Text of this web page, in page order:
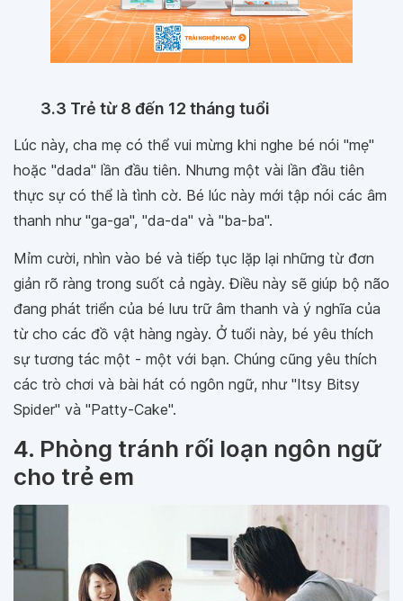
3.3 Trẻ từ 8 đến 12 tháng tuổi
Lúc này, cha mẹ có thể vui mừng khi nghe bé nói "mẹ"
hoặc "dada" lần đầu tiên. Nhưng một vài lần đầu tiên
thực sự có thể là tình cờ. Bé lúc này mới tập nói các âm
thanh như "ga-ga", "da-da" và "ba-ba".
Mỉm cười, nhìn vào bé và tiếp tục lặp lại những từ đơn
giản rõ ràng trong suốt cả ngày. Điều này sẽ giúp bộ não
đang phát triển của bé lưu trữ âm thanh và ý nghĩa của
từ cho các đồ vật hàng ngày. Ở tuổi này, bé yêu thích
sự tương tác một - một với bạn. Chúng cũng yêu thích
các trò chơi và bài hát có ngôn ngữ, như "Itsy Bitsy
Spider" và "Patty-Cake".
4. Phòng tránh rối loạn ngôn ngữ
cho trẻ em